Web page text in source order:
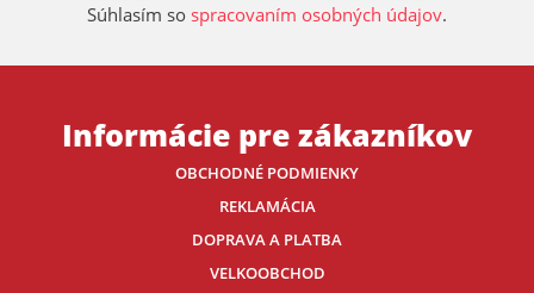
Súhlasím so spracovaním osobných údajov.
Informácie pre zákazníkov
OBCHODNÉ PODMIENKY
REKLAMÁCIA
DOPRAVA A PLATBA
VELKOOBCHOD